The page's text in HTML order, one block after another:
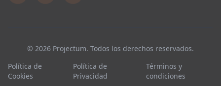
© 2026 Projectum. Todos los derechos reservados.
Política de
Cookies
Política de
Privacidad
Términos y
condiciones